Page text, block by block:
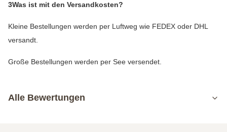
3Was ist mit den Versandkosten?
Kleine Bestellungen werden per Luftweg wie FEDEX oder DHL
versandt.
Große Bestellungen werden per See versendet.
Alle Bewertungen